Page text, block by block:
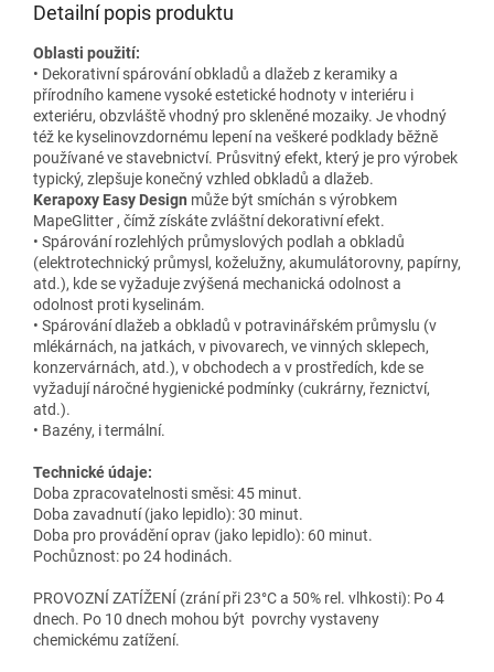
Detailní popis produktu
Oblasti použití:
• Dekorativní spárování obkladů a dlažeb z keramiky a
přírodního kamene vysoké estetické hodnoty v interiéru i
exteriéru, obzvláště vhodný pro skleněné mozaiky. Je vhodný
též ke kyselinovzdornému lepení na veškeré podklady běžně
používané ve stavebnictví. Průsvitný efekt, který je pro výrobek
typický, zlepšuje konečný vzhled obkladů a dlažeb.
Kerapoxy Easy Design může být smíchán s výrobkem
MapeGlitter , čímž získáte zvláštní dekorativní efekt.
• Spárování rozlehlých průmyslových podlah a obkladů
(elektrotechnický průmysl, koželužny, akumulátorovny, papírny,
atd.), kde se vyžaduje zvýšená mechanická odolnost a
odolnost proti kyselinám.
• Spárování dlažeb a obkladů v potravinářském průmyslu (v
mlékárnách, na jatkách, v pivovarech, ve vinných sklepech,
konzervárnách, atd.), v obchodech a v prostředích, kde se
vyžadují náročné hygienické podmínky (cukrárny, řeznictví,
atd.).
• Bazény, i termální.
Technické údaje:
Doba zpracovatelnosti směsi: 45 minut.
Doba zavadnutí (jako lepidlo): 30 minut.
Doba pro provádění oprav (jako lepidlo): 60 minut.
Pochůznost: po 24 hodinách.
PROVOZNÍ ZATÍŽENÍ (zrání při 23°C a 50% rel. vlhkosti): Po 4
dnech. Po 10 dnech mohou být povrchy vystaveny
chemickému zatížení.